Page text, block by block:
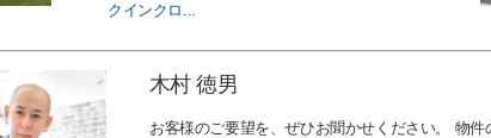
クインクロ...
木村 徳男
お客様のご要望を、ぜひお聞かせください。 物